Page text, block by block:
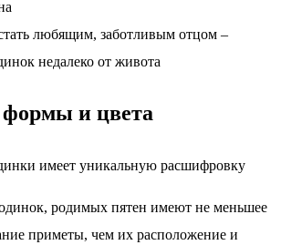
любящим, заботливым отцом –
недалеко от живота
формы и цвета
родимых пятен имеют не меньшее
приметы, чем их расположение и